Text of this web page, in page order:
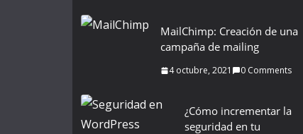
MailChimp: Creación de una
campaña de mailing
4 octubre, 2021 0 Comments
¿Cómo incrementar la
seguridad en tu